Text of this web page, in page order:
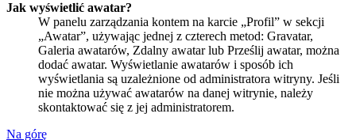
Jak wyświetlić awatar?
W panelu zarządzania kontem na karcie „Profil” w sekcji
„Awatar”, używając jednej z czterech metod: Gravatar,
Galeria awatarów, Zdalny awatar lub Prześlij awatar, można
dodać awatar. Wyświetlanie awatarów i sposób ich
wyświetlania są uzależnione od administratora witryny. Jeśli
nie można używać awatarów na danej witrynie, należy
skontaktować się z jej administratorem.
Na górę